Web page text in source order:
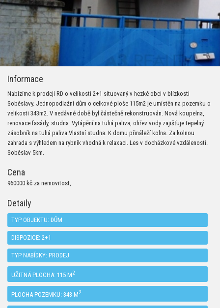
Informace
Nabízíme k prodeji RD o velikosti 2+1 situovaný v hezké obci v blízkosti
Soběslavy. Jednopodlažní dům o celkové ploše 115m2 je umístěn na pozemku o
velikosti 343m2. V nedávné době byl částečně rekonstruován. Nová koupelna,
renovace fasády, studna. Vytápění na tuhá paliva, ohřev vody zajišťuje tepelný
zásobník na tuhá paliva.Vlastní studna. K domu přináleží kolna. Za kolnou
zahrada s výhledem na rybník vhodná k relaxaci. Les v docházkové vzdálenosti.
Soběslav 5km.
Cena
960000 kč za nemovitost,
Detaily
TYP OBJEKTU: DŮM
DISPOZICE: 2+1
TYP NABÍDKY: PRODEJ
UŽITNÁ PLOCHA: 115 M2
PLOCHA POZEMKU: 343 M2